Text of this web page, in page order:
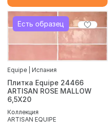
Есть образец
Equipe | Испания
Плитка Equipe 24466
ARTISAN ROSE MALLOW
6,5X20
Коллекция
ARTISAN EQUIPE